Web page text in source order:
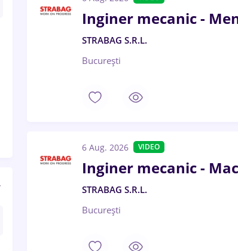
Inginer mecanic -
STRABAG S.R.L.
București
6 Aug. 2026 VIDEO
Inginer mecanic -
STRABAG S.R.L.
București